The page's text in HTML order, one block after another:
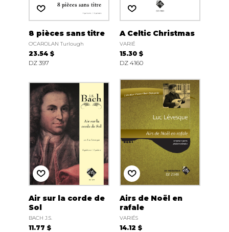
8 pièces sans titre
O'CAROLAN Turlough
23.54 $
DZ 397
A Celtic Christmas
VARIÉ
15.30 $
DZ 4160
Air sur la corde de
Sol
BACH J.S.
11.77 $
Airs de Noël en
rafale
VARIÉS
14.12 $